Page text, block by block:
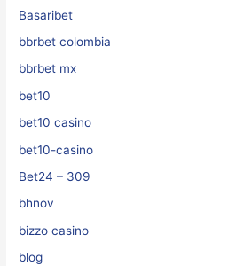
Basaribet
bbrbet colombia
bbrbet mx
bet10
bet10 casino
bet10-casino
Bet24 – 309
bhnov
bizzo casino
blog